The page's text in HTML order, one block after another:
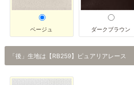
ベージュ ダークブラウン
「後」生地は【RB259】ピュアリアレース